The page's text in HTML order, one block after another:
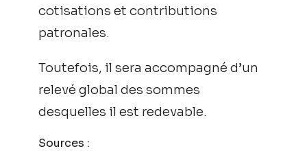
cotisations et contributions
patronales.
Toutefois, il sera accompagné d’un
relevé global des sommes
desquelles il est redevable.
Sources :